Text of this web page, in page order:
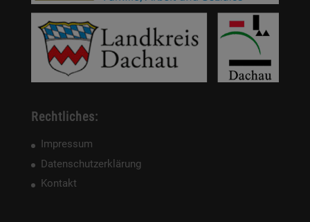
Rechtliches:
Impressum
Datenschutzerklärung
Kontakt